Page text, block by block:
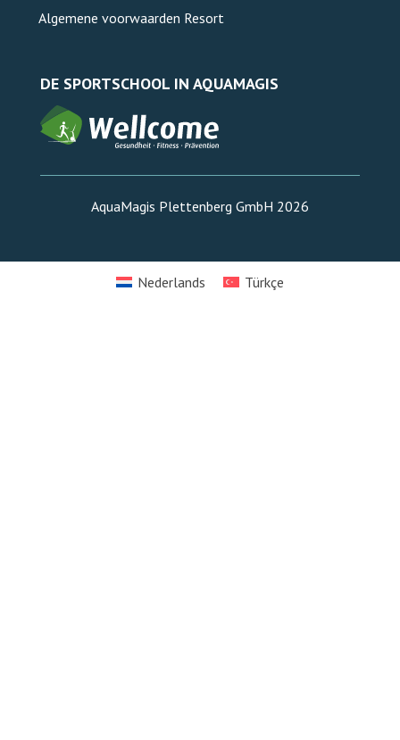
Algemene voorwaarden Resort
DE SPORTSCHOOL IN AQUAMAGIS
AquaMagis Plettenberg GmbH 2026
Nederlands Türkçe